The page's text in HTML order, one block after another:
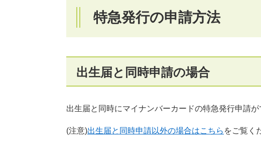
特急発行の申請方法
出生届と同時申請の場合
出生届と同時にマイナンバーカードの特急発行申請が
(注意)出生届と同時申請以外の場合はこちら をご覧く